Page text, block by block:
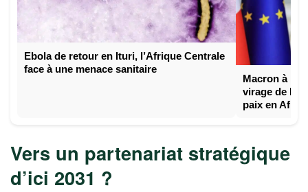
Ebola de retour en Ituri, l’Afrique Centrale
face à une menace sanitaire
Macron à
virage de
paix en
Vers un partenariat stratégique
d’ici 2031 ?